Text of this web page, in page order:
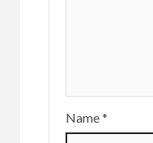
Name*